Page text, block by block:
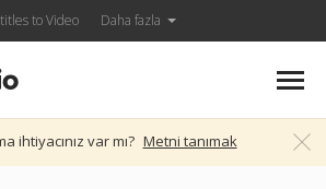
to Video Daha fazla
ihtiyacınız var mı? Metni tanımak